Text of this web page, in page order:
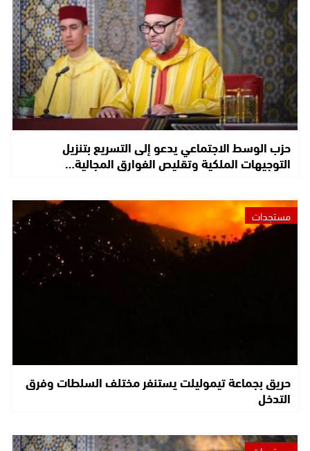
حزب الوسط الاجتماعي يدعو إلى التسريع بتنزيل
التوجيهات الملكية وتقليص الفوارق المجالية…
مستجدات
حريق بجماعة تيموليلت يستنفر مختلف السلطات وفرق
التدخل